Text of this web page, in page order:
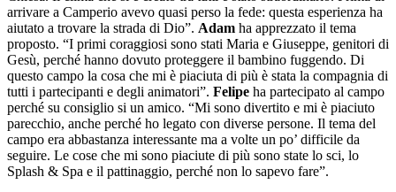
arrivare a Camperio avevo quasi perso la fede: questa esperienza ha
aiutato a trovare la strada di Dio”. Adam ha apprezzato il tema
proposto. “I primi coraggiosi sono stati Maria e Giuseppe, genitori di
Gesù, perché hanno dovuto proteggere il bambino fuggendo. Di
questo campo la cosa che mi è piaciuta di più è stata la compagnia di
tutti i partecipanti e degli animatori”. Felipe ha partecipato al campo
perché su consiglio si un amico. “Mi sono divertito e mi è piaciuto
parecchio, anche perché ho legato con diverse persone. Il tema del
campo era abbastanza interessante ma a volte un po’ difficile da
seguire. Le cose che mi sono piaciute di più sono state lo sci, lo
Splash & Spa e il pattinaggio, perché non lo sapevo fare”.